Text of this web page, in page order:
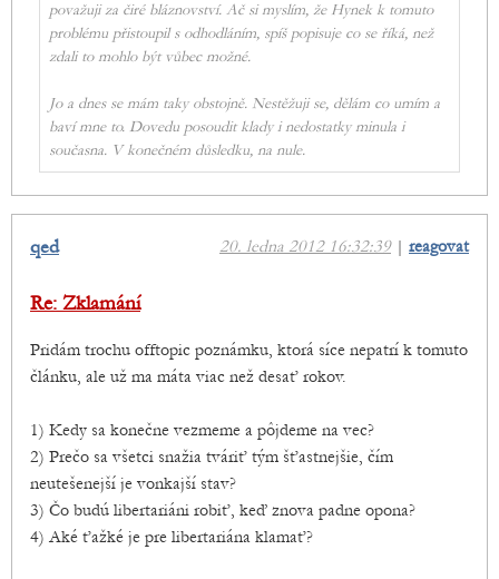
považuji za čiré bláznovství. Ač si myslím, že Hynek k tomuto
problému přistoupil s odhodláním, spíš popisuje co se říká, než
zdali to mohlo být vůbec možné.
Jo a dnes se mám taky obstojně. Nestěžuji se, dělám co umím a
baví mne to. Dovedu posoudit klady i nedostatky minula i
současna. V konečném důsledku, na nule.
20. ledna 2012 16:32:39| reagovat
qed
Re: Zklamání
Pridám trochu offtopic poznámku, ktorá síce nepatrí k tomuto
článku, ale už ma máta viac než desať rokov.
1) Kedy sa konečne vezmeme a pôjdeme na vec?
2) Prečo sa všetci snažia tváriť tým šťastnejšie, čím
neutešenejší je vonkajší stav?
3) Čo budú libertariáni robiť, keď znova padne opona?
4) Aké ťažké je pre libertariána klamať?